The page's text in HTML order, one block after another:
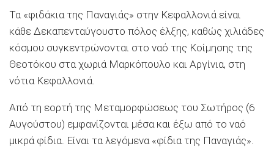
Τα «φιδάκια της Παναγιάς» στην Κεφαλλονιά είναι
κάθε Δεκαπενταύγουστο πόλος έλξης, καθώς χιλιάδες
κόσμου συγκεντρώνονται στο ναό της Κοίμησης της
Θεοτόκου στα χωριά Mαρκόπουλο και Αργίνια, στη
νότια Κεφαλλονιά.
Από τη εορτή της Μεταμορφώσεως του Σωτήρος (6
Αυγούστου) εμφανίζονται μέσα και έξω από το ναό
μικρά φίδια. Είναι τα λεγόμενα «φίδια της Παναγιάς».